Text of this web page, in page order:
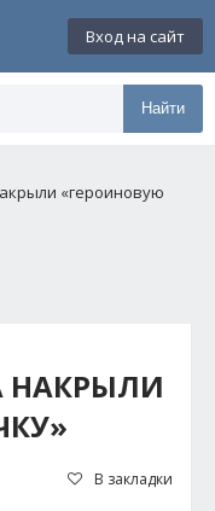
Вход на сайт
Найти
«героиновую
НАКРЫЛИ
В закладки